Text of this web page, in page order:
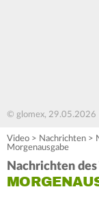
© glomex, 29.05.2026
Video > Nachrichten >
Morgenausgabe
Nachrichten